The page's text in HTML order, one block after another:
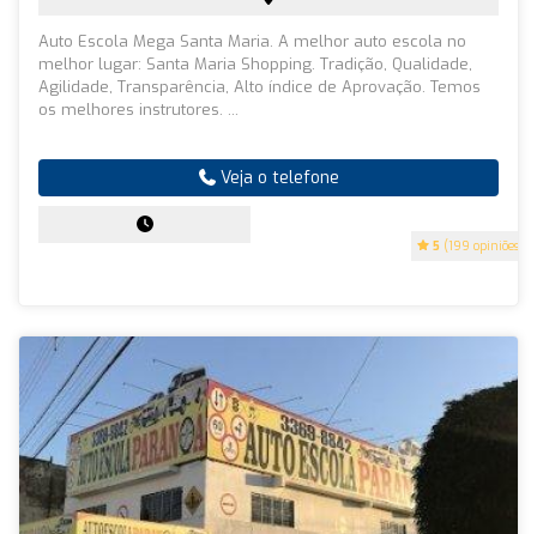
5 (199 opiniões)
Auto Escola Mega Santa Maria. A melhor auto escola no
melhor lugar: Santa Maria Shopping. Tradição, Qualidade,
Agilidade, Transparência, Alto índice de Aprovação. Temos
os melhores instrutores. ...
Veja o telefone